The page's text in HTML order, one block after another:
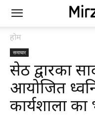
होम
समाचार
सेठ द्वारका
आयोजित
कार्यशाला